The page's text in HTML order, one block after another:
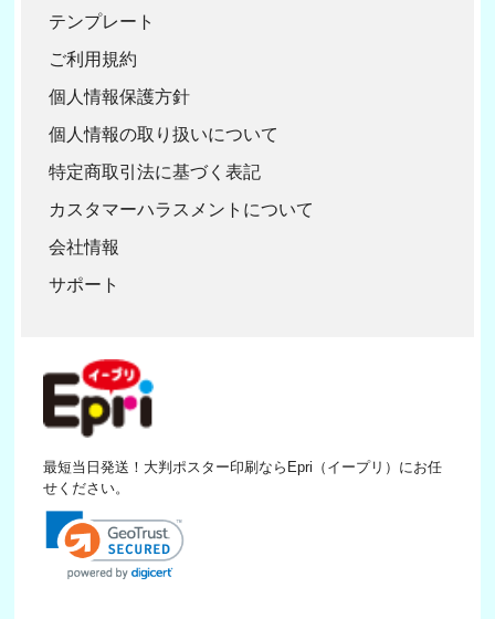
テンプレート
ご利用規約
個人情報保護方針
個人情報の取り扱いについて
特定商取引法に基づく表記
カスタマーハラスメントについて
会社情報
サポート
最短当日発送！大判ポスター印刷ならEpri（イープリ）にお任
せください。